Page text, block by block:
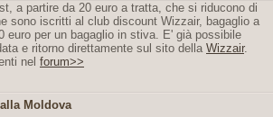
a partire da 20 euro a tratta, che si riducono di
sono iscritti al club discount Wizzair, bagaglio a
euro per un bagaglio in stiva. E' già possibile
e ritorno direttamente sul sito della Wizzair.
nel forum>>
Moldova